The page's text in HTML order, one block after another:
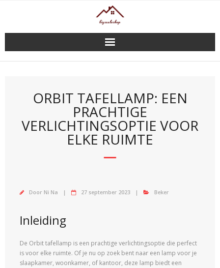
ORBIT TAFELLAMP: EEN
PRACHTIGE
VERLICHTINGSOPTIE VOOR
ELKE RUIMTE
Door Ni Na 27 september 2023 Beker
Inleiding
De Orbit tafellamp is een prachtige verlichtingsoptie die perfect
is voor elke ruimte. Of je nu op zoek bent naar een lamp voor je
slaapkamer, woonkamer, of kantoor, deze lamp biedt een